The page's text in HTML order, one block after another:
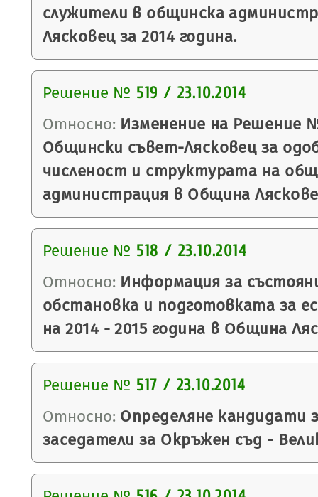
служители в общинска
Лясковец за 2014 година.
Решение № 519 / 23.10.2014
Относно: Изменение на Решение №
Общински съвет-Лясковец за
численост и структурата на
администрация в Община
Решение № 518 / 23.10.2014
Относно: Информация за
обстановка и подготовката за
на 2014 - 2015 година в Община
Решение № 517 / 23.10.2014
Относно: Определяне кандидати
заседатели за Окръжен съд -